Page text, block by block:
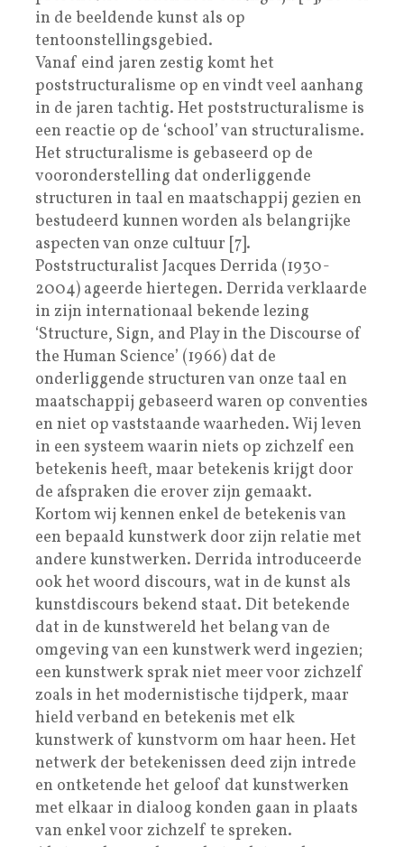
in de beeldende kunst als op
tentoonstellingsgebied.
Vanaf eind jaren zestig komt het
poststructuralisme op en vindt veel aanhang
in de jaren tachtig. Het poststructuralisme is
een reactie op de ‘school’ van structuralisme.
Het structuralisme is gebaseerd op de
vooronderstelling dat onderliggende
structuren in taal en maatschappij gezien en
bestudeerd kunnen worden als belangrijke
aspecten van onze cultuur [7].
Poststructuralist Jacques Derrida (1930-
2004) ageerde hiertegen. Derrida verklaarde
in zijn internationaal bekende lezing
‘Structure, Sign, and Play in the Discourse of
the Human Science’ (1966) dat de
onderliggende structuren van onze taal en
maatschappij gebaseerd waren op conventies
en niet op vaststaande waarheden. Wij leven
in een systeem waarin niets op zichzelf een
betekenis heeft, maar betekenis krijgt door
de afspraken die erover zijn gemaakt.
Kortom wij kennen enkel de betekenis van
een bepaald kunstwerk door zijn relatie met
andere kunstwerken. Derrida introduceerde
ook het woord discours, wat in de kunst als
kunstdiscours bekend staat. Dit betekende
dat in de kunstwereld het belang van de
omgeving van een kunstwerk werd ingezien;
een kunstwerk sprak niet meer voor zichzelf
zoals in het modernistische tijdperk, maar
hield verband en betekenis met elk
kunstwerk of kunstvorm om haar heen. Het
netwerk der betekenissen deed zijn intrede
en ontketende het geloof dat kunstwerken
met elkaar in dialoog konden gaan in plaats
van enkel voor zichzelf te spreken.